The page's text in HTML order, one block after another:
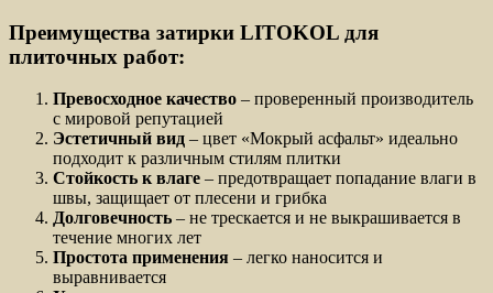
Преимущества затирки LITOKOL для
плиточных работ:
Превосходное качество – проверенный производитель
с мировой репутацией
Эстетичный вид – цвет «Мокрый асфальт» идеально
подходит к различным стилям плитки
Стойкость к влаге – предотвращает попадание влаги в
швы, защищает от плесени и грибка
Долговечность – не трескается и не выкрашивается в
течение многих лет
Простота применения – легко наносится и
выравнивается